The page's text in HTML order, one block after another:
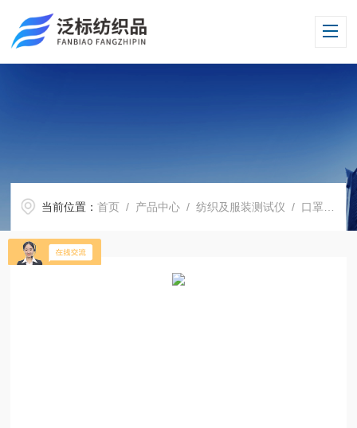
当前位置：首页 / 产品中心 /纺织及服装测试仪 / 口罩测试仪